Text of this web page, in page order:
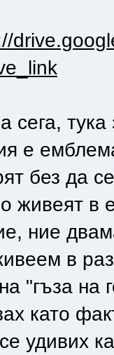
сега,
е
без да
живеят в
ние
в
"гъза на
като
удивих